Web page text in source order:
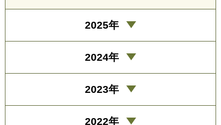
2025年
2024年
2023年
2022年